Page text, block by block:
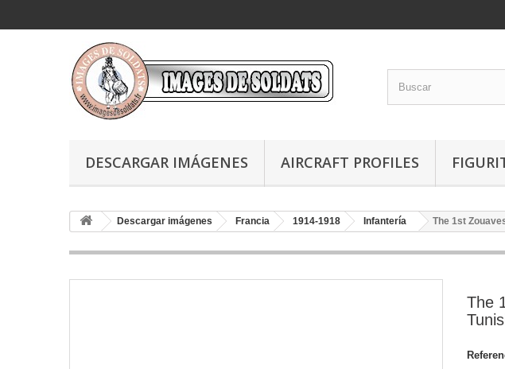
DESCARGAR IMÁGENES AIRCRAFT PROFILES
Descargar imágenes Francia 1914-1918 Infantería The 1st
The